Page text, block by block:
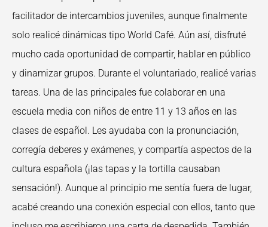
facilitador de intercambios juveniles, aunque finalmente
solo realicé dinámicas tipo World Café. Aún así, disfruté
mucho cada oportunidad de compartir, hablar en público
y dinamizar grupos. Durante el voluntariado, realicé varias
tareas. Una de las principales fue colaborar en una
escuela media con niños de entre 11 y 13 años en las
clases de español. Les ayudaba con la pronunciación,
corregía deberes y exámenes, y compartía aspectos de la
cultura española (¡las tapas y la tortilla causaban
sensación!). Aunque al principio me sentía fuera de lugar,
acabé creando una conexión especial con ellos, tanto que